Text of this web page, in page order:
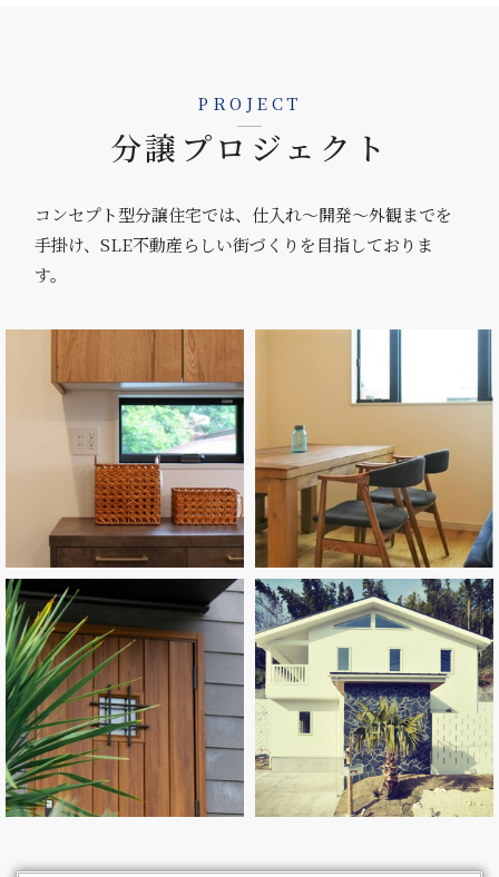
PROJECT
分譲プロジェクト
コンセプト型分譲住宅では、仕入れ～開発～外観までを
手掛け、SLE不動産らしい街づくりを目指しておりま
す。